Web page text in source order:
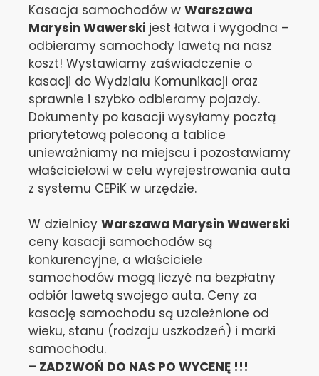
Kasacja samochodów w Warszawa
Marysin Wawerski jest łatwa i wygodna –
odbieramy samochody lawetą na nasz
koszt! Wystawiamy zaświadczenie o
kasacji do Wydziału Komunikacji oraz
sprawnie i szybko odbieramy pojazdy.
Dokumenty po kasacji wysyłamy pocztą
priorytetową poleconą a tablice
unieważniamy na miejscu i pozostawiamy
właścicielowi w celu wyrejestrowania auta
z systemu CEPiK w urzędzie.
W dzielnicy Warszawa Marysin Wawerski
ceny kasacji samochodów są
konkurencyjne, a właściciele
samochodów mogą liczyć na bezpłatny
odbiór lawetą swojego auta. Ceny za
kasację samochodu są uzależnione od
wieku, stanu (rodzaju uszkodzeń) i marki
samochodu.
– ZADZWOŃ DO NAS PO WYCENĘ !!!